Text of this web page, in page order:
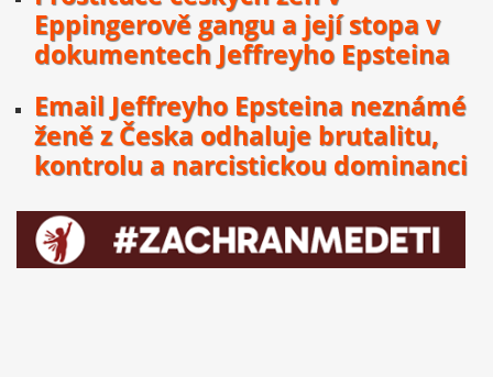
Eppingerově gangu a její stopa v
dokumentech Jeffreyho Epsteina
Email Jeffreyho Epsteina neznámé
ženě z Česka odhaluje brutalitu,
kontrolu a narcistickou dominanci